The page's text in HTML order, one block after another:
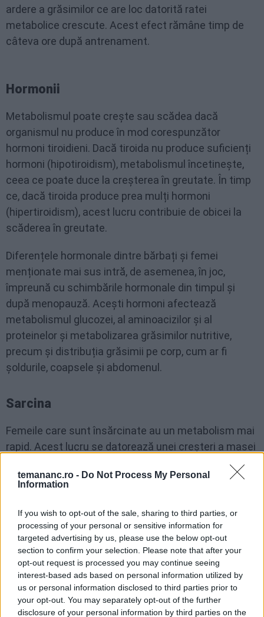
temananc.ro - Do Not Process My Personal
Information
If you wish to opt-out of the sale, sharing to third parties, or
processing of your personal or sensitive information for
targeted advertising by us, please use the below opt-out
section to confirm your selection. Please note that after your
opt-out request is processed you may continue seeing
interest-based ads based on personal information utilized by
us or personal information disclosed to third parties prior to
your opt-out. You may separately opt-out of the further
disclosure of your personal information by third parties on the
ardere a grăsimilor ce are loc datorită ratei
metabolice crescute. Acest efect rămâne timp de
câteva ore după antrenament.
Hormonii
Metabolismul poate crește sau scădea dacă
organismul nu produce în mod corespunzător
hormoni tiroidieni. Dacă tiroida nu produce suficienți
hormoni (hipotiroidism), metabolismul încetinește,
ceea ce poate duce la creșterea în greutate. În timp
ce, dacă tiroida produce prea mulți hormoni
(hipertiroidism), acest lucru contribuie de obicei la
scăderea în greutate.
Diferențele hormonale dintre bărbați și femei
menționate mai sus intră, de asemenea, în joc,
împreună cu schimbările hormonale din timpul și
după menopauză. Acești hormoni afectează
metabolismul glucozei, al aminoacizilor și al
proteinelor și metabolizarea grăsimilor nutritive,
precum și distribuția grăsimii pe corp, cum ar fi
șoldurile, coapsele și abdomenul.
Sarcina
Femeile care sunt însărcinate au un metabolism mai
rapid. Acest lucru se datorează unei creșteri a masei
organism. Dacă femeia pornește cu o greutate
creșterea aportului de alimente, pentru a se asigura
că primește suficiente calorii și nutrienți.
Consumul de alimente
Adesea, oamenii reduc numărul de calorii și își reduc